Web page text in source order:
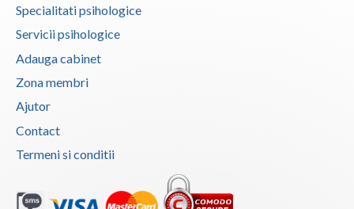
Sibiu
Suceava
Timis
Tulcea
Vaslui
Specialitati psihologice
Servicii psihologice
Adauga cabinet
Zona membri
Ajutor
Contact
Termeni si conditii